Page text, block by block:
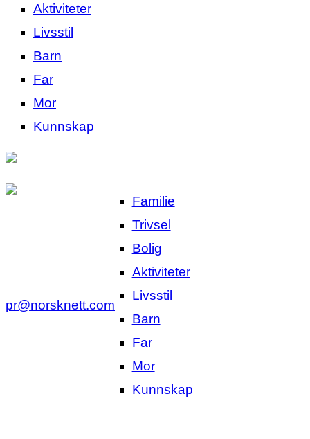
Aktiviteter
Livsstil
Barn
Far
Mor
Kunnskap
Familie
Trivsel
Bolig
Aktiviteter
Livsstil
Barn
Far
Mor
Kunnskap
pr@norsknett.com